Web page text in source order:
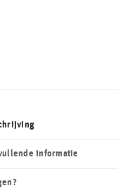
informatie